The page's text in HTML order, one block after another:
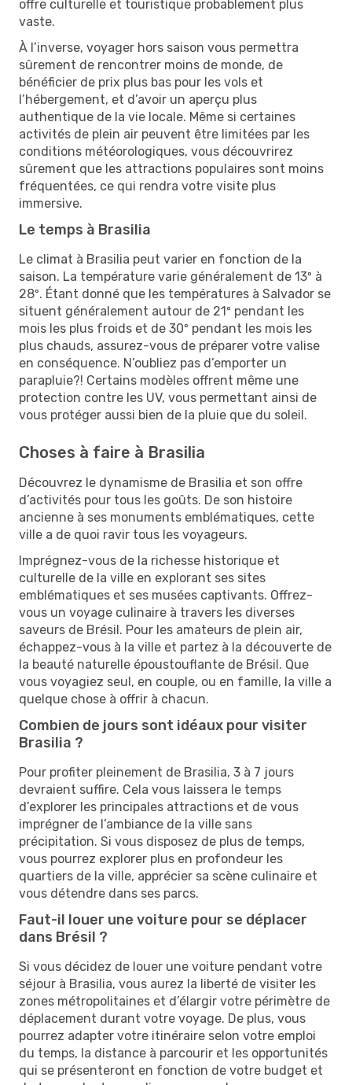
offre culturelle et touristique probablement plus
vaste.
À l’inverse, voyager hors saison vous permettra
sûrement de rencontrer moins de monde, de
bénéficier de prix plus bas pour les vols et
l’hébergement, et d’avoir un aperçu plus
authentique de la vie locale. Même si certaines
activités de plein air peuvent être limitées par les
conditions météorologiques, vous découvrirez
sûrement que les attractions populaires sont moins
fréquentées, ce qui rendra votre visite plus
immersive.
Le temps à Brasilia
Le climat à Brasilia peut varier en fonction de la
saison. La température varie généralement de 13º à
28º. Étant donné que les températures à Salvador se
situent généralement autour de 21º pendant les
mois les plus froids et de 30º pendant les mois les
plus chauds, assurez-vous de préparer votre valise
en conséquence. N’oubliez pas d’emporter un
parapluie?! Certains modèles offrent même une
protection contre les UV, vous permettant ainsi de
vous protéger aussi bien de la pluie que du soleil.
Choses à faire à Brasilia
Découvrez le dynamisme de Brasilia et son offre
d’activités pour tous les goûts. De son histoire
ancienne à ses monuments emblématiques, cette
ville a de quoi ravir tous les voyageurs.
Imprégnez-vous de la richesse historique et
culturelle de la ville en explorant ses sites
emblématiques et ses musées captivants. Offrez-
vous un voyage culinaire à travers les diverses
saveurs de Brésil. Pour les amateurs de plein air,
échappez-vous à la ville et partez à la découverte de
la beauté naturelle époustouflante de Brésil. Que
vous voyagiez seul, en couple, ou en famille, la ville a
quelque chose à offrir à chacun.
Combien de jours sont idéaux pour visiter
Brasilia ?
Pour profiter pleinement de Brasilia, 3 à 7 jours
devraient suffire. Cela vous laissera le temps
d’explorer les principales attractions et de vous
imprégner de l’ambiance de la ville sans
précipitation. Si vous disposez de plus de temps,
vous pourrez explorer plus en profondeur les
quartiers de la ville, apprécier sa scène culinaire et
vous détendre dans ses parcs.
Faut-il louer une voiture pour se déplacer
dans Brésil ?
Si vous décidez de louer une voiture pendant votre
séjour à Brasilia, vous aurez la liberté de visiter les
zones métropolitaines et d’élargir votre périmètre de
déplacement durant votre voyage. De plus, vous
pourrez adapter votre itinéraire selon votre emploi
du temps, la distance à parcourir et les opportunités
qui se présenteront en fonction de votre budget et